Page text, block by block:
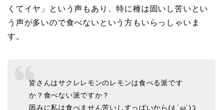
くてイヤ」という声もあり、特に種は固いし苦いとい
う声が多いので食べないという方もいらっしゃいま
す。
皆さんはサクレレモンのレモンは食べる派です
か？食べない派ですか？
因みに私は食べません苦いしすっぱいから(ง ˙ω˙)ว